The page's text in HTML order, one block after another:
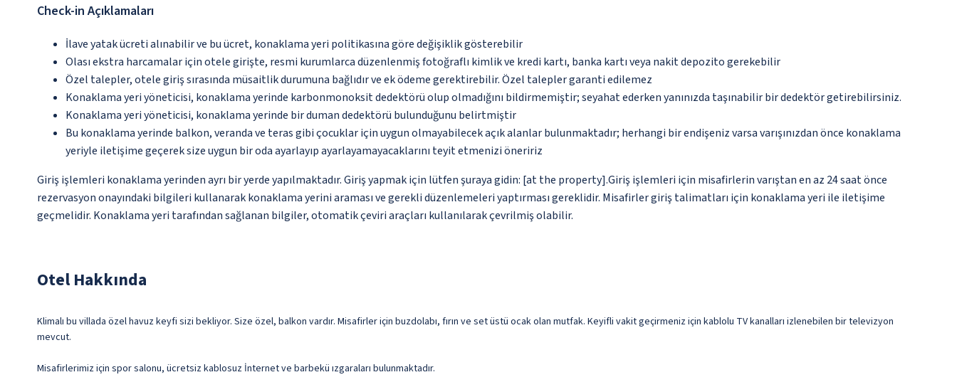
Check-in Açıklamaları
İlave yatak ücreti alınabilir ve bu ücret, konaklama yeri politikasına göre değişiklik gösterebilir
Olası ekstra harcamalar için otele girişte, resmi kurumlarca düzenlenmiş fotoğraflı kimlik ve kredi kartı, banka kartı veya nakit depozito gerekebilir
Özel talepler, otele giriş sırasında müsaitlik durumuna bağlıdır ve ek ödeme gerektirebilir. Özel talepler garanti edilemez
Konaklama yeri yöneticisi, konaklama yerinde karbonmonoksit dedektörü olup olmadığını bildirmemiştir; seyahat ederken yanınızda taşınabilir bir dedektör getirebilirsiniz.
Konaklama yeri yöneticisi, konaklama yerinde bir duman dedektörü bulunduğunu belirtmiştir
Bu konaklama yerinde balkon, veranda ve teras gibi çocuklar için uygun olmayabilecek açık alanlar bulunmaktadır; herhangi bir endişeniz varsa varışınızdan önce konaklama
yeriyle iletişime geçerek size uygun bir oda ayarlayıp ayarlayamayacaklarını teyit etmenizi öneririz
Giriş işlemleri konaklama yerinden ayrı bir yerde yapılmaktadır. Giriş yapmak için lütfen şuraya gidin: [at the property].Giriş işlemleri için misafirlerin varıştan en az 24 saat önce
rezervasyon onayındaki bilgileri kullanarak konaklama yerini araması ve gerekli düzenlemeleri yaptırması gereklidir. Misafirler giriş talimatları için konaklama yeri ile iletişime
geçmelidir. Konaklama yeri tarafından sağlanan bilgiler, otomatik çeviri araçları kullanılarak çevrilmiş olabilir.
Otel Hakkında
Klimalı bu villada özel havuz keyfi sizi bekliyor. Size özel, balkon vardır. Misafirler için buzdolabı, fırın ve set üstü ocak olan mutfak. Keyifli vakit geçirmeniz için kablolu TV kanalları izlenebilen bir televizyon
mevcut.
Misafirlerimiz için spor salonu, ücretsiz kablosuz İnternet ve barbekü ızgaraları bulunmaktadır.